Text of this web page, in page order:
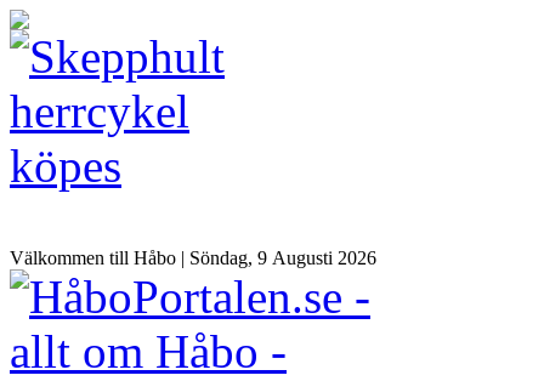
Välkommen till Håbo | Söndag, 9 Αugusti 2026